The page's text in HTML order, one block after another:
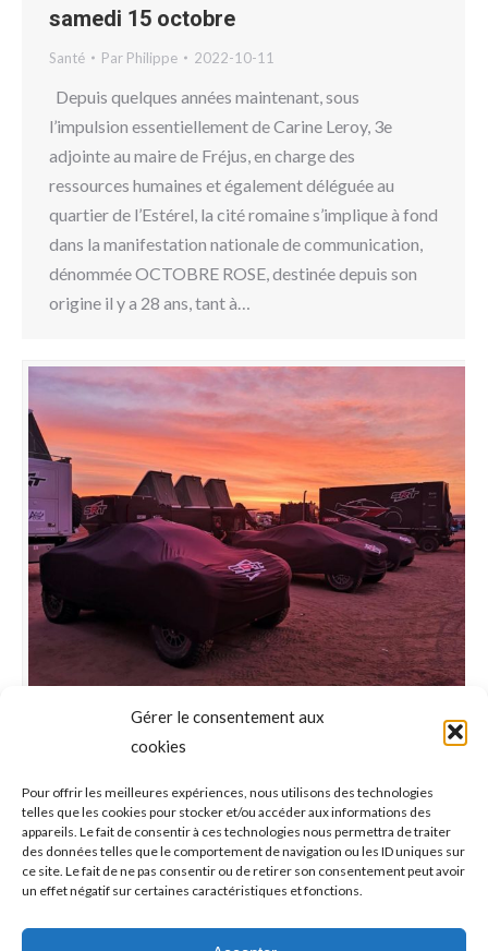
Gérer le consentement aux
cookies
Pour offrir les meilleures expériences, nous utilisons des technologies
telles que les cookies pour stocker et/ou accéder aux informations des
appareils. Le fait de consentir à ces technologies nous permettra de traiter
des données telles que le comportement de navigation ou les ID uniques sur
ce site. Le fait de ne pas consentir ou de retirer son consentement peut avoir
un effet négatif sur certaines caractéristiques et fonctions.
samedi 15 octobre
Santé Par Philippe 2022-10-11
Depuis quelques années maintenant, sous
l’impulsion essentiellement de Carine Leroy, 3e
adjointe au maire de Fréjus, en charge des
ressources humaines et également déléguée au
quartier de l’Estérel, la cité romaine s’implique à fond
dans la manifestation nationale de communication,
dénommée OCTOBRE ROSE, destinée depuis son
origine il y a 28 ans, tant à…
Mathieu Serradori fait appel à Fabien
2022 : « Un réel privilège »,
s’enthousiasme l’ostéopathe fréjusien
Santé,Sports mécaniques ParPhilippe 2021-12-29